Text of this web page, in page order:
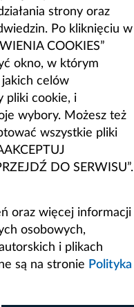
strony oraz
Po kliknięciu w
COOKIES”
okno, w którym
celów
pliki cookie, i
wybory. Możesz też
wszystkie pliki
DO SERWISU”.
oraz więcej informacji
osobowych,
i plikach
są na stronie Polityka